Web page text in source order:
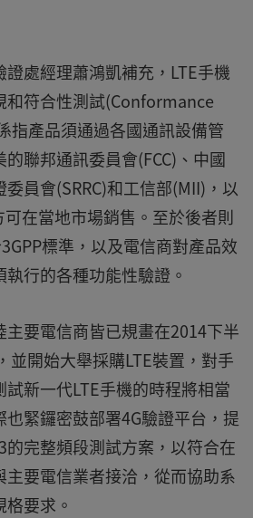
處經理蕭鴻凱補充，LTE手機
和符合性測試(Conformance
指產品須通過各國通訊設備管
聯邦通訊委員會(FCC)、中國
員會(SRRC)和工信部(MII)，以
可在當地市場銷售。至於後者則
標準，以及電信商對產品效
行的各種功能性驗證。
主要電信商皆已規畫在2014下半
並開始大舉採購LTE裝置，對手
新一代LTE手機的時程將相當
緊鑼密鼓部署4G驗證平台，提
的完整頻段測試方案，以符合在
要電信業者接洽，從而協助系
要求。